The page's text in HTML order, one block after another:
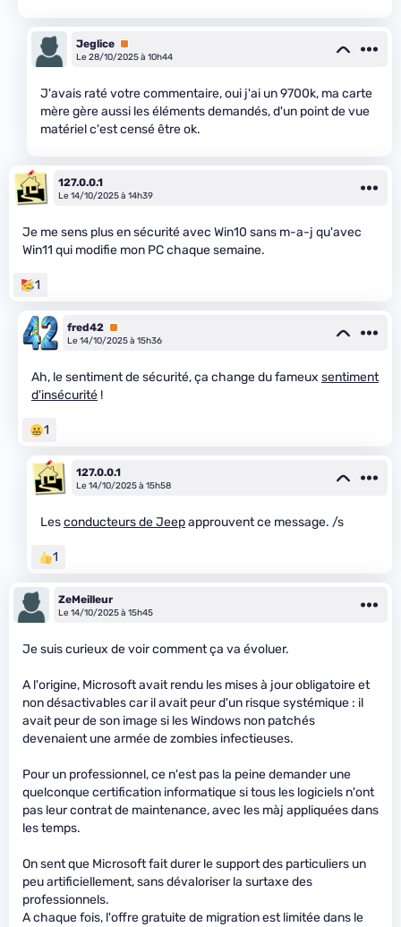
Jeglice Premium
Le 28/10/2025 à 10h44
J'avais raté votre commentaire, oui j'ai un 9700k, ma carte
mère gère aussi les éléments demandés, d'un point de vue
matériel c'est censé être ok.
127.0.0.1
Le 14/10/2025 à 14h39
Je me sens plus en sécurité avec Win10 sans m-a-j qu'avec
Win11 qui modifie mon PC chaque semaine.
1
fred42 Premium
Le 14/10/2025 à 15h36
Ah, le sentiment de sécurité, ça change du fameux sentiment
d'insécurité !
1
127.0.0.1
Le 14/10/2025 à 15h58
Lesconducteurs de Jeepapprouvent ce message. /s
1
ZeMeilleur
Le 14/10/2025 à 15h45
Je suis curieux de voir comment ça va évoluer.
A l'origine, Microsoft avait rendu les mises à jour obligatoire et
non désactivables car il avait peur d'un risque systémique : il
avait peur de son image si les Windows non patchés
devenaient une armée de zombies infectieuses.
Pour un professionnel, ce n'est pas la peine demander une
quelconque certification informatique si tous les logiciels n'ont
pas leur contrat de maintenance, avec les màj appliquées dans
les temps.
On sent que Microsoft fait durer le support des particuliers un
peu artificiellement, sans dévaloriser la surtaxe des
professionnels.
A chaque fois, l'offre gratuite de migration est limitée dans le